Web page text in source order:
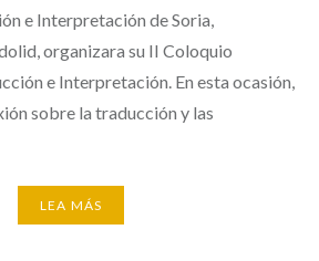
e Interpretación de Soria,
organizara su II Coloquio
e Interpretación. En esta ocasión,
sobre la traducción y las
LEA MÁS